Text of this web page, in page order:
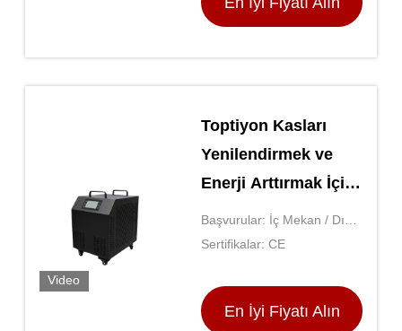
Video
Toptiyon Kasları
Yenilendirmek ve
Enerji Arttırmak İçin
Şişme Buz Banyo
Başvurular: İç Mekan / Dış
Mekan
Sertifikalar: CE
En İyi Fiyatı Alın